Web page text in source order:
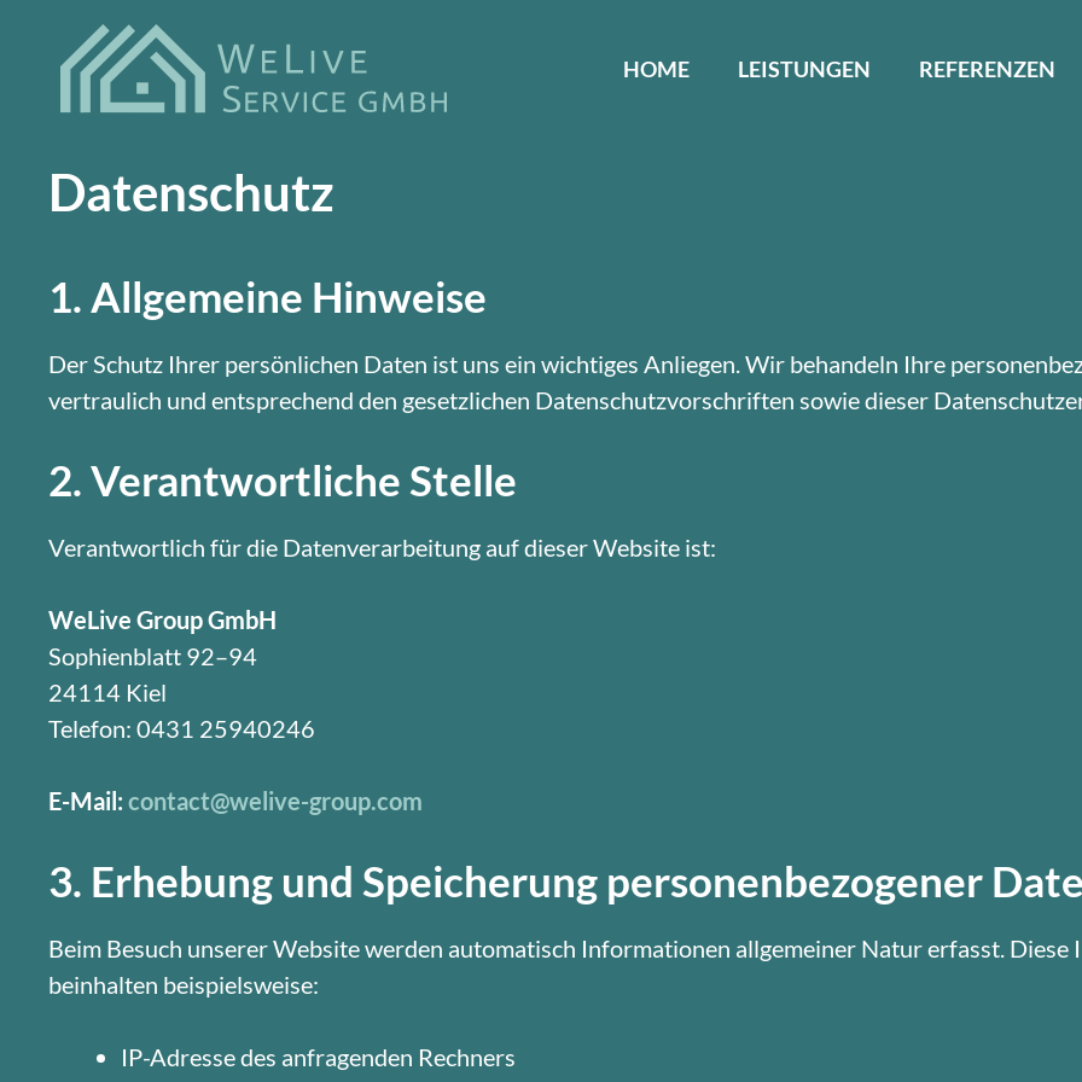
HOME LEISTUNGEN REFERENZEN
Datenschutz
1. Allgemeine Hinweise
Der Schutz Ihrer persönlichen Daten ist uns ein wichtiges Anliegen. Wir behandeln Ihre
vertraulich und entsprechend den gesetzlichen Datenschutzvorschriften sowie dieser
2. Verantwortliche Stelle
Verantwortlich für die Datenverarbeitung auf dieser Website ist:
WeLive Group GmbH
Sophienblatt 92–94
24114 Kiel
Telefon: 0431 25940246
E-Mail: contact@welive-group.com
3. Erhebung und Speicherung personenbezogener
Beim Besuch unserer Website werden automatisch Informationen allgemeiner Natur erfasst. Diese
beinhalten beispielsweise:
IP-Adresse des anfragenden Rechners